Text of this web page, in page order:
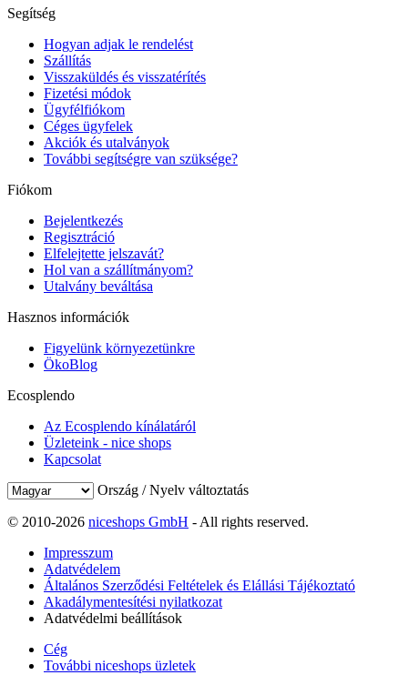
Segítség
Hogyan adjak le rendelést
Szállítás
Visszaküldés és visszatérítés
Fizetési módok
Ügyfélfiókom
Céges ügyfelek
Akciók és utalványok
További segítségre van szüksége?
Fiókom
Bejelentkezés
Regisztráció
Elfelejtette jelszavát?
Hol van a szállítmányom?
Utalvány beváltása
Hasznos információk
Figyelünk környezetünkre
ÖkoBlog
Ecosplendo
Az Ecosplendo kínálatáról
Üzleteink - nice shops
Kapcsolat
Ország / Nyelv változtatás
© 2010-2026 niceshops GmbH - All rights reserved.
Impresszum
Adatvédelem
Általános Szerződési Feltételek és Elállási Tájékoztató
Akadálymentesítési nyilatkozat
Adatvédelmi beállítások
Cég
További niceshops üzletek